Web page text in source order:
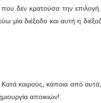
δεν κρατούσα την
διέξοδο και αυτή η
καιρούς, κάποια από
αποικιών!